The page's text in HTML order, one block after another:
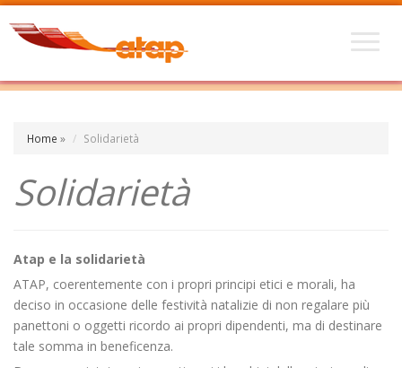
Home » Solidarietà
Solidarietà
Atap e la solidarietà
ATAP, coerentemente con i propri principi etici e morali, ha
deciso in occasione delle festività natalizie di non regalare più
panettoni o oggetti ricordo ai propri dipendenti, ma di destinare
tale somma in beneficenza.